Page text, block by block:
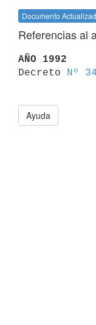
Documento
Referencias al
AÑO 1992
Decreto
Nº
Ayuda